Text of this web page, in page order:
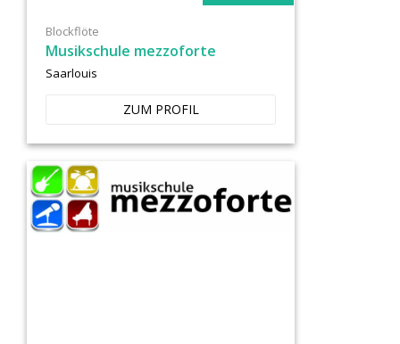
Blockflöte
Musikschule mezzoforte
Saarlouis
ZUM PROFIL